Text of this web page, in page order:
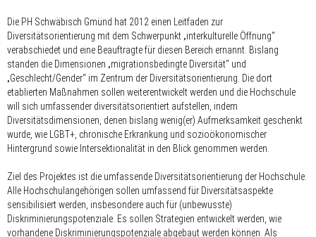
Die PH Schwäbisch Gmünd hat 2012 einen Leitfaden zur
Diversitätsorientierung mit dem Schwerpunkt „interkulturelle Öffnung“
verabschiedet und eine Beauftragte für diesen Bereich ernannt. Bislang
standen die Dimensionen „migrationsbedingte Diversität“ und
„Geschlecht/Gender“ im Zentrum der Diversitätsorientierung. Die dort
etablierten Maßnahmen sollen weiterentwickelt werden und die Hochschule
will sich umfassender diversitätsorientiert aufstellen, indem
Diversitätsdimensionen, denen bislang wenig(er) Aufmerksamkeit geschenkt
wurde, wie LGBT+, chronische Erkrankung und sozioökonomischer
Hintergrund sowie Intersektionalität in den Blick genommen werden.
Ziel des Projektes ist die umfassende Diversitätsorientierung der Hochschule.
Alle Hochschulangehörigen sollen umfassend für Diversitätsaspekte
sensibilisiert werden, insbesondere auch für (unbewusste)
Diskriminierungspotenziale. Es sollen Strategien entwickelt werden, wie
vorhandene Diskriminierungspotenziale abgebaut werden können. Als